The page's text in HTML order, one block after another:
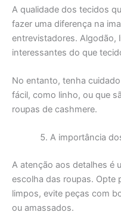
A qualidade dos tecidos
fazer uma diferença na
entrevistadores. Algodão,
interessantes do que
No entanto, tenha
fácil, como linho, ou que
roupas de cashmere.
A importância
A atenção aos detalhes é
escolha das roupas. Opte
limpos, evite peças com
ou amassados.